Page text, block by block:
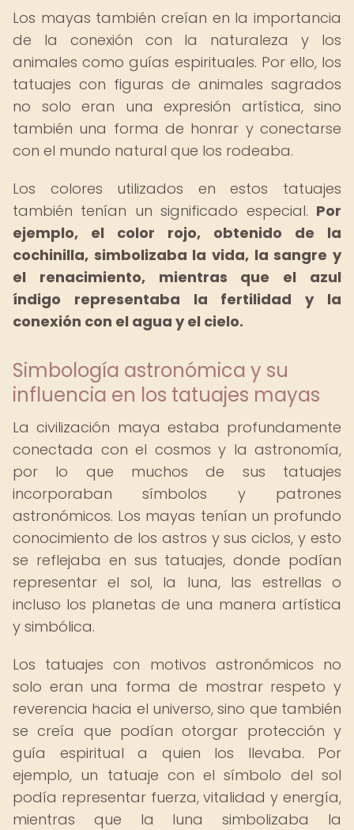
Los mayas también creían en la importancia
de la conexión con la naturaleza y los
animales como guías espirituales. Por ello, los
tatuajes con figuras de animales sagrados
no solo eran una expresión artística, sino
también una forma de honrar y conectarse
con el mundo natural que los rodeaba.
Los colores utilizados en estos tatuajes
también tenían un significado especial. Por
ejemplo, el color rojo, obtenido de la
cochinilla, simbolizaba la vida, la sangre y
el renacimiento, mientras que el azul
índigo representaba la fertilidad y la
conexión con el agua y el cielo.
Simbología astronómica y su
influencia en los tatuajes mayas
La civilización maya estaba profundamente
conectada con el cosmos y la astronomía,
por lo que muchos de sus tatuajes
incorporaban símbolos y patrones
astronómicos. Los mayas tenían un profundo
conocimiento de los astros y sus ciclos, y esto
se reflejaba en sus tatuajes, donde podían
representar el sol, la luna, las estrellas o
incluso los planetas de una manera artística
y simbólica.
Los tatuajes con motivos astronómicos no
solo eran una forma de mostrar respeto y
reverencia hacia el universo, sino que también
se creía que podían otorgar protección y
guía espiritual a quien los llevaba. Por
ejemplo, un tatuaje con el símbolo del sol
podía representar fuerza, vitalidad y energía,
mientras que la luna simbolizaba la